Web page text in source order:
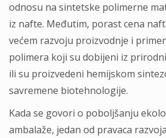
odnosu na sintetske polimerne
iz nafte. Međutim, porast cena
većem razvoju proizvodnje i
polimera koji su dobijeni iz
ili su proizvedeni hemijskom
savremene biotehnologije.
Kada se govori o poboljšanju
ambalaže, jedan od pravaca